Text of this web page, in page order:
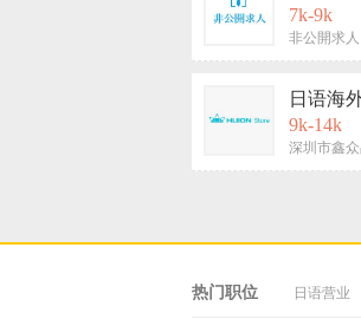
7k-9k
非公開求人
日语海
9k-14k
深圳市鑫
热门职位 日语营业